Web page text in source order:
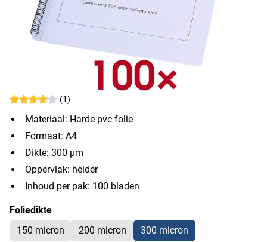
(1)
Materiaal: Harde pvc folie
Formaat: A4
Dikte: 300 µm
Oppervlak: helder
Inhoud per pak: 100 bladen
Foliedikte
150 micron
200 micron 300 micron